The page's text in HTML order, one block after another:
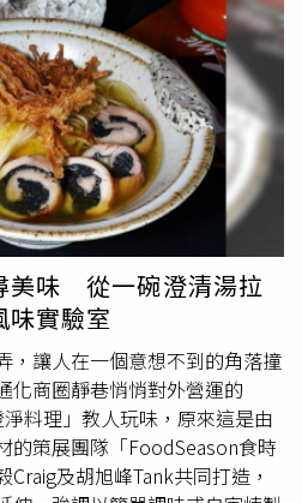
，你要就加錢，不要就給別人
國旅，不如去國外，難怪國旅做
都會叫我們幹這種事情，因為飯
怎樣，我拉高後你想再訂是你的
信用卡標記無效卡號，讓你訂單
方不用承擔任何後果，因為承擔
繁使用無效卡號而被記點，導致
易訂房，這就是白痴國旅，所以
搞這種事我不如去搞詐騙還賺比
，「身為九份業者很可惜讓你
些老鼠屎，這間旅宿看起來也
子打翻一船人，我是恆春民宿
因為自己失誤沒設定好房價，
房都3000起跳，而我的booking
賣1200，我也是認了，當天整
誠信經營才是正道」。不少網友
價，Google評分瞬降至1.7顆
美味 從一碗澄清湯拉
味實驗室
，讓人在一個意想不到的角落撞
化商圈靜巷悄悄對外營運的
料理」教人玩味，原來這是由
的策展團隊「FoodSeason食時
及胡旭峰Tank共同打造，